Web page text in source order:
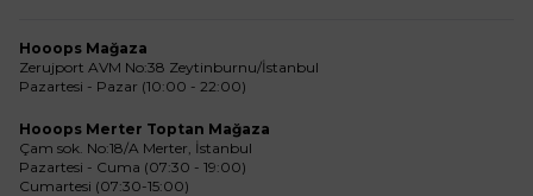
Hooops Mağaza
Zerujport AVM No:38 Zeytinburnu/İstanbul
Pazartesi - Pazar (10:00 - 22:00)
Hooops Merter Toptan Mağaza
Çam sok. No:18/A Merter, İstanbul
Pazartesi - Cuma (07:30 - 19:00)
Cumartesi (07:30-15:00)